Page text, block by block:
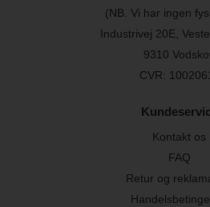
(NB. Vi har ingen
Industrivej 20E,
9310
CVR:
Kontakt os
FAQ
Retur og